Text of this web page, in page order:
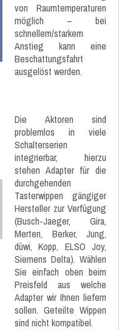
von Raumtemperaturen
möglich – bei
schnellem/starkem
Anstieg kann eine
Beschattungsfahrt
ausgelöst werden.
Die Aktoren sind
problemlos in viele
Schalterserien
integrierbar, hierzu
stehen Adapter für die
durchgehenden
Tasterwippen gängiger
Hersteller zur Verfügung
(Busch-Jaeger, Gira,
Merten, Berker, Jung,
düwi, Kopp, ELSO Joy,
Siemens Delta). Wählen
Sie einfach oben beim
Preisfeld aus welche
Adapter wir Ihnen liefern
sollen. Geteilte Wippen
sind nicht kompatibel.